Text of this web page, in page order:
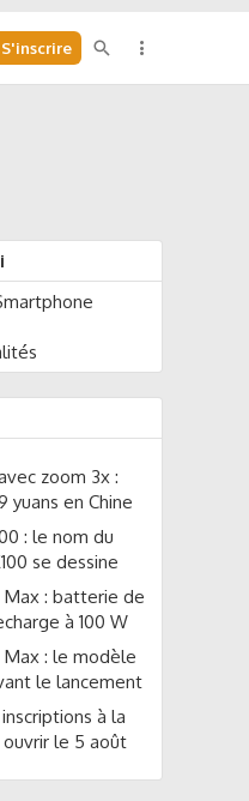
S'inscrire
zoom 3x :
yuans en Chine
: le nom du
se dessine
Max : batterie de
à 100 W
Max : le modèle
le lancement
à la
le 5 août